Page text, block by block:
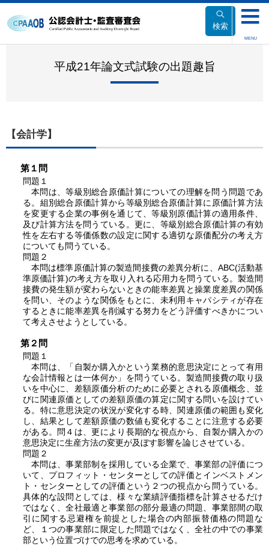
文
検索
MENU
平成21年論文式試験の出題趣旨
【会計学】
第１問
問題１
本問は、等級別総合原価計算についての理解を問う問題であ
る。組別総合原価計算から等級別総合原価計算に原価計算方法
を変更する企業の事例を通じて、等級別原価計算の適用条件、
及び計算方法を問うている。更に、等級別総合原価計算の有効
性を左右する等価係数の設定に関する適切な原価配分の考え方
についても問うている。
問題２
本問は標準原価計算の製造間接費の差異分析に、ABC(活動基
準原価計算)の考え方を取り入れる応用力を問うている。製造間
接費の発生額が変わらないときの能率差異と操業度差異の関係
を問い、そのような関係をもとに、未利用キャパシティが存在
するときに能率差異を削減する努力をどう評価すべきかについ
て考えさせようとしている。
第２問
問題１
本問は、「自製か購入かという業務的意思決定にとって有用
な会計情報とは一体何か」を問うている。製造間接費の取り扱
いを中心に、差額原価分析のために必要とされる原価概念、並
びに関連原価としての差額原価の算定に関する問いを設けてい
る。特に意思決定の状況が変化する時、関連原価の範囲も変化
し、結果として差額原価の数値も変化することに注意する必要
がある。問４は、更により長期的な視点から、自製か購入かの
意思決定に生産方法の変更が及ぼす影響を論じさせている。
問題２
本問は、事業部制を採用している企業で、事業部の評価につ
いて、プロフィット・センターとしての評価とインベストメン
ト・センターとしての評価という２つの視点から問うている。
具体的な設問としては、様々な業績評価指標を計算させるだけ
ではなく、全社最適と事業部の部分最適の問題、事業部間の取
引に関する忌避権を前提とした場合の内部振替価格の問題な
ど、１つの事業部に限定した問題ではなく、全社の中での事業
部という位置づけでの思考を求めている。